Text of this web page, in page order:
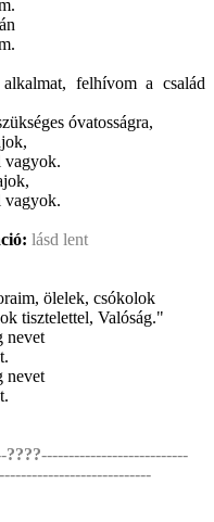
felhívom a család
óvatosságra,
vagyok.
vagyok.
lásd lent
ölelek, csókolok
tisztelettel, Valóság."
nevet
nevet
????---------------------------